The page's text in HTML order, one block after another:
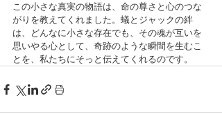
この小さな真実の物語は、命の尊さと心のつな
がりを教えてくれました。蟻とジャックの絆
は、どんなに小さな存在でも、その魂が互いを
思いやる心として、奇跡のような瞬間を生むこ
とを、私たちにそっと伝えてくれるのです。